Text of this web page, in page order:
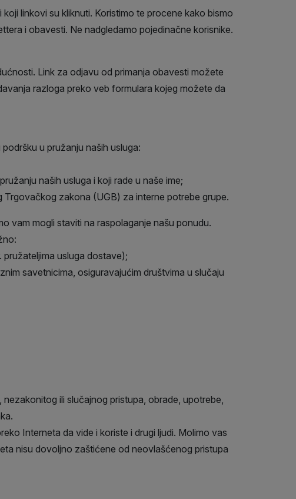
linkovi su kliknuti. Koristimo te procene kako bismo
i obavesti. Ne nadgledamo pojedinačne korisnike.
Link za odjavu od primanja obavesti možete
razloga preko veb formulara kojeg možete da
u pružanju naših usluga:
naših usluga i koji rade u naše ime;
zakona (UGB) za interne potrebe grupe.
vam mogli staviti na raspolaganje našu ponudu.
usluga dostave);
savetnicima, osiguravajućim društvima u slučaju
ili slučajnog pristupa, obrade, upotrebe,
Interneta da vide i koriste i drugi ljudi. Molimo vas
nisu dovoljno zaštićene od neovlašćenog pristupa